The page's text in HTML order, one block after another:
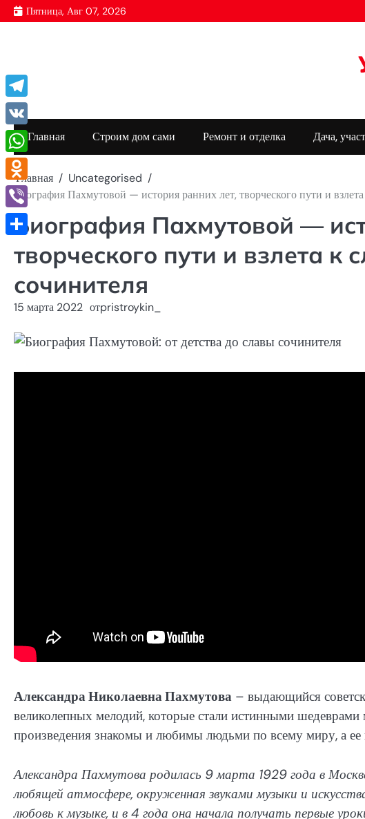
Перейти
к
Пятница, Авг 07, 2026
Главная Строим дом сами Ремонт и отделка Дача,
Главная
Uncategorised
Биография Пахмутовой — история ранних лет, творческого пути и
Биография Пахмутовой —
творческого пути и взлета к
сочинителя
15 марта 2022 отpristroykin_
Александра Николаевна Пахмутова – выдающийся
великолепных мелодий, которые стали истинными
произведения знакомы и любимы людьми по всему миру, а ее
Александра Пахмутова родилась 9 марта 1929 года в
любящей атмосфере, окруженная звуками музыки и
любовь к музыке, и в 4 года она начала получать первые
Telegram
VK
WhatsApp
Odnoklassniki
Viber